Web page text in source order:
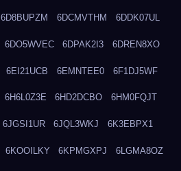
6D8BUPZM 6DCMVTHM 6DDK07UL
6DO5WVEC 6DPAK2I3 6DREN8XO
6EI21UCB 6EMNTEE0 6F1DJ5WF
6H6L0Z3E 6HD2DCBO 6HM0FQJT
6JGSI1UR 6JQL3WKJ 6K3EBPX1
6KOOILKY 6KPMGXPJ 6LGMA8OZ